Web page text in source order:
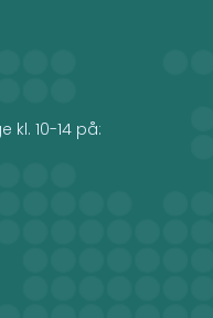
10-14 på: